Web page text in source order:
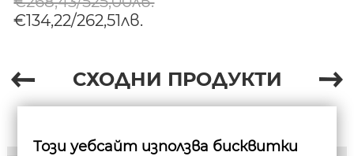
€134,22/262,51лв.
СХОДНИ ПРОДУКТИ
Този уебсайт използва бисквитки